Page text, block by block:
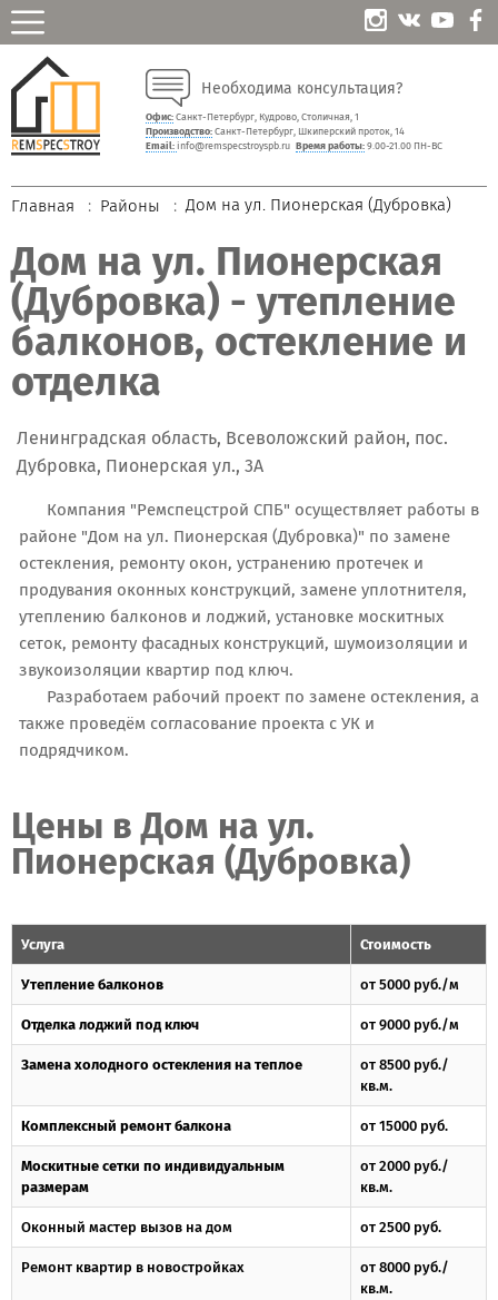
Необходима консультация?
Офис:Санкт-Петербург, Кудрово, Столичная, 1
Производство:Санкт-Петербург, Шкиперский проток, 14
Email: info@remspecstroyspb.ru Время работы:9.00-21.00 ПН-ВС
Главная Районы Дом на ул. Пионерская (Дубровка)
Дом на ул. Пионерская
(Дубровка) - утепление
балконов, остекление и
отделка
Ленинградская область, Всеволожский район, пос.
Дубровка, Пионерская ул., 3А
Компания "Ремспецстрой СПБ" осуществляет работы в
районе "Дом на ул. Пионерская (Дубровка)" по замене
остекления, ремонту окон, устранению протечек и
продувания оконных конструкций, замене уплотнителя,
утеплению балконов и лоджий, установке москитных
сеток, ремонту фасадных конструкций, шумоизоляции и
звукоизоляции квартир под ключ.
Разработаем рабочий проект по замене остекления, а
также проведём согласование проекта с УК и
подрядчиком.
Цены в Дом на ул.
Пионерская (Дубровка)
Услуга Стоимость
Утепление балконов от 5000 руб./м
Отделка лоджий под ключ от 9000 руб./м
Замена холодного остекления на теплое
от 8500 руб./
кв.м.
Комплексный ремонт балкона от 15000 руб.
Москитные сетки по индивидуальным
размерам
от 2000 руб./
кв.м.
Оконный мастер вызов на дом от 2500 руб.
Ремонт квартир в новостройках
от 8000 руб./
кв.м.